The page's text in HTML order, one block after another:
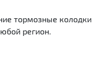
тормозные колодки
регион.